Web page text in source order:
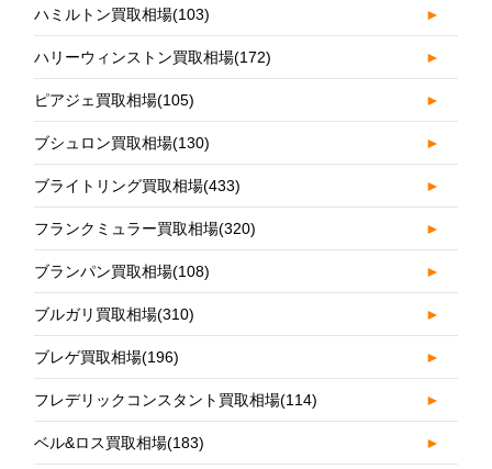
ハミルトン買取相場(103) ►
ハリーウィンストン買取相場(172) ►
ピアジェ買取相場(105) ►
ブシュロン買取相場(130) ►
ブライトリング買取相場(433) ►
フランクミュラー買取相場(320) ►
ブランパン買取相場(108) ►
ブルガリ買取相場(310) ►
ブレゲ買取相場(196) ►
フレデリックコンスタント買取相場(114) ►
ベル&ロス買取相場(183) ►